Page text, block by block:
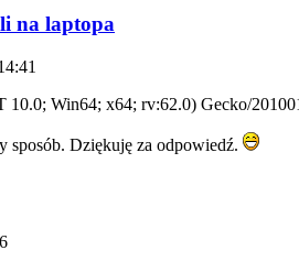
na laptopa
10.0; Win64; x64; rv:62.0) Gecko/
sposób. Dziękuję za odpowiedź.